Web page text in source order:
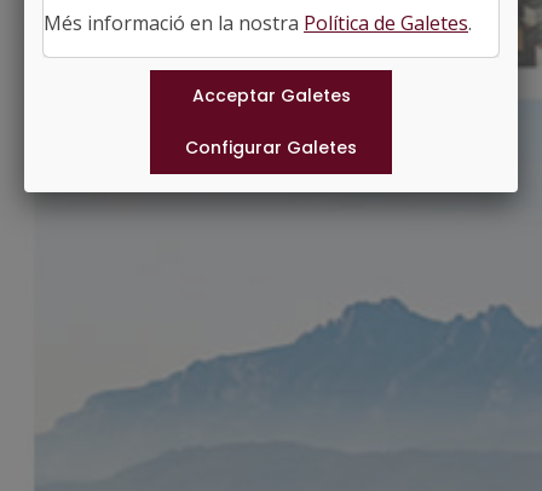
Municipis
Més informació en la nostra Política de Galetes.